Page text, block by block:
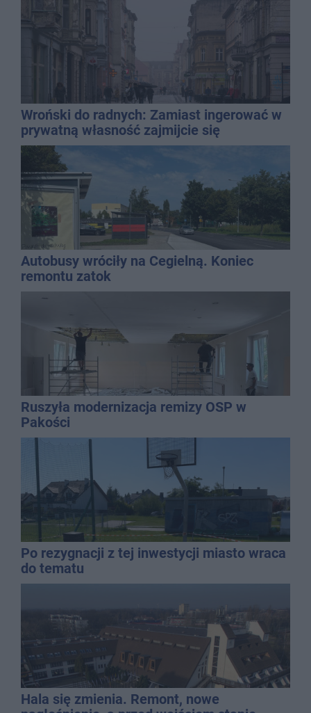
Wroński do radnych: Zamiast ingerować w
prywatną własność zajmijcie się
gospodarką
Autobusy wróciły na Cegielną. Koniec
remontu zatok
Ruszyła modernizacja remizy OSP w
Pakości
Po rezygnacji z tej inwestycji miasto wraca
do tematu
Hala się zmienia. Remont, nowe